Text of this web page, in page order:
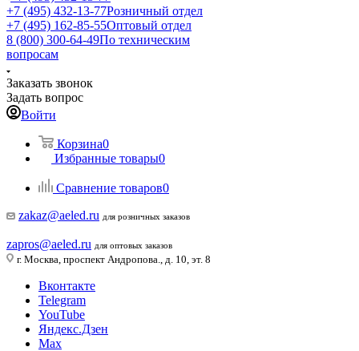
+7 (495) 432-13-77Розничный отдел
+7 (495) 162-85-55Оптовый отдел
8 (800) 300-64-49По техническим
вопросам
Заказать звонок
Задать вопрос
Войти
Корзина0
Избранные товары0
Сравнение товаров0
zakaz@aeled.ru для розничных заказов
zapros@aeled.ru для оптовых заказов
г. Москва, проспект Андропова., д. 10, эт. 8
Вконтакте
Telegram
YouTube
Яндекс.Дзен
Max